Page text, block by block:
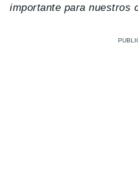
importante para nuestros